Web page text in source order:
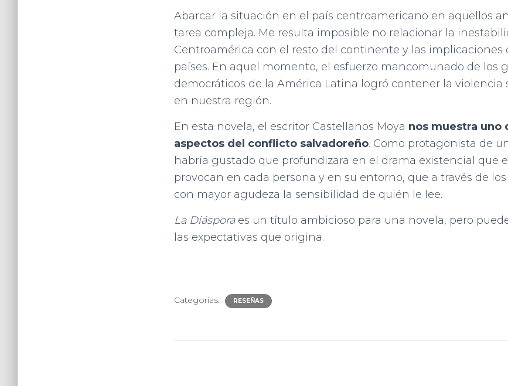
Abarcar la situación en el país centroamericano en aquellos
tarea compleja. Me resulta imposible no relacionar la
Centroamérica con el resto del continente y las implicaciones
países. En aquel momento, el esfuerzo mancomunado de los
democráticos de la América Latina logró contener la violencia
en nuestra región.
En esta novela, el escritor Castellanos Moya nos muestra uno
aspectos del conflicto salvadoreño. Como protagonista de
habría gustado que profundizara en el drama existencial que
provocan en cada persona y en su entorno, que a través de
con mayor agudeza la sensibilidad de quién le lee.
La Diásporaes un título ambicioso para una novela, pero
las expectativas que origina.
Categorías: RESEÑAS